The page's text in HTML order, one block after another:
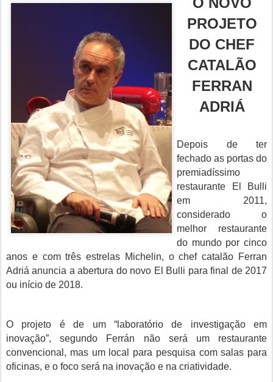
PROJETO
DO CHEF
CATALÃO
FERRAN
ADRIÁ
Depois de ter
fechado as portas do
premiadíssimo
restaurante El Bulli
em 2011,
considerado o
melhor restaurante
do mundo por cinco
anos e com três estrelas Michelin, o chef catalão Ferran
Adriá anuncia a abertura do novo El Bulli para final de 2017
ou início de 2018.
O projeto é de um “laboratório de investigação em
inovação”, segundo Ferrán não será um restaurante
convencional, mas um local para pesquisa com salas para
oficinas, e o foco será na inovação e na criatividade.